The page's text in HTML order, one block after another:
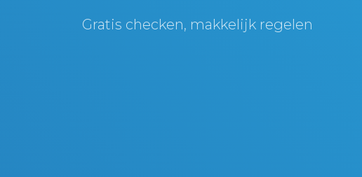
Gratis checken, makkelijk regelen